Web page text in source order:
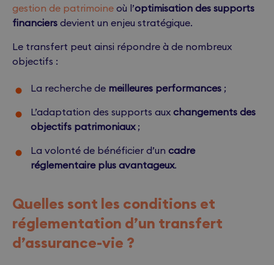
gestion de patrimoine où l’optimisation des supports
financiers devient un enjeu stratégique.
Le transfert peut ainsi répondre à de nombreux
objectifs :
La recherche de meilleures performances ;
L’adaptation des supports aux changements des
objectifs patrimoniaux;
La volonté de bénéficier d’un cadre
réglementaire plus avantageux.
Quelles sont les conditions et
réglementation d’un transfert
d’assurance-vie ?